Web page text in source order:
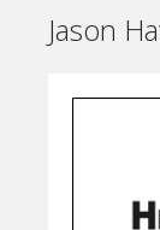
Jason